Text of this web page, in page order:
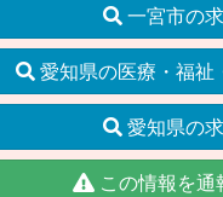
一宮市の
愛知県の医療・福祉
愛知県の
この情報を通